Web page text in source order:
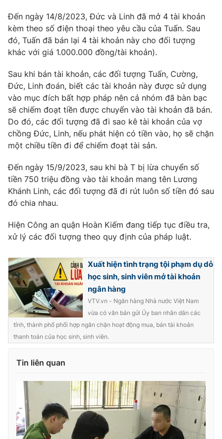
Photo Infographic
Video Shorts video
VTV Money VTV Thể thao
VTV Sức khoẻ Bất động sản
Thị trường 24h Tấm lòng Việt
VTV9 VTV8
THỜI BÁO VTV
Theo dõi báo trên
Cơ quan chủ quản:Đài Truyền hình Việt Nam
Giấy phép hoạt động báo in và báo điện tử số 483/GP-BTTTT
Tổng Biên tập:
Vũ Thanh Thủy
Phó Tổng Biên tập:Nguyễn Thị Mỹ Hạnh, Phạm Quốc Thắng,
Nguyễn Trọng Ninh
Tổng đài VTV:024.38 355 931 - 024.38 355 932
Đến ngày 14/8/2023, Đức và Linh đã mở 4 tài khoản
kèm theo số điện thoại theo yêu cầu của Tuấn. Sau
đó, Tuấn đã bán lại 4 tài khoản này cho đối tượng
khác với giá 1.000.000 đồng/tài khoản).
Sau khi bán tài khoản, các đối tượng Tuấn, Cường,
Đức, Linh đoán, biết các tài khoản này được sử dụng
vào mục đích bất hợp pháp nên cả nhóm đã bàn bạc
sẽ chiếm đoạt tiền được chuyển vào tài khoản đã bán.
Do đó, các đối tượng đã đi sao kê tài khoản của vợ
chồng Đức, Linh, nếu phát hiện có tiền vào, họ sẽ chặn
một chiều tiền đi để chiếm đoạt tài sản.
Đến ngày 15/9/2023, sau khi bà T bị lừa chuyển số
tiền 750 triệu đồng vào tài khoản mang tên Lương
Khánh Linh, các đối tượng đã đi rút luôn số tiền đó sau
đó chia nhau.
Hiện Công an quận Hoàn Kiếm đang tiếp tục điều tra,
xử lý các đối tượng theo quy định của pháp luật.
Xuất hiện tình trạng tội phạm dụ dỗ
học sinh, sinh viên mở tài khoản
ngân hàng
VTV.vn - Ngân hàng Nhà nước Việt Nam
vừa có văn bản gửi Ủy ban nhân dân các
tỉnh, thành phố phối hợp ngăn chặn hoạt động mua, bán tài khoản
thanh toán của học sinh, sinh viên.
Tin liên quan